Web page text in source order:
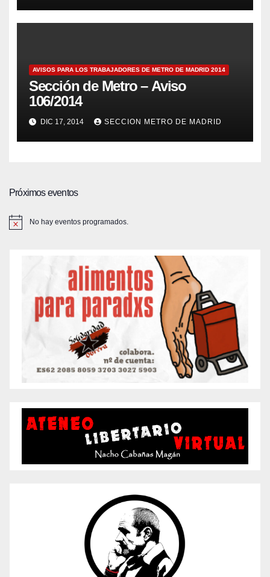
AVISOS PARA LOS TRABAJADORES DE METRO DE MADRID 2014
Sección de Metro – Aviso
106/2014
DIC 17, 2014 SECCION METRO DE MADRID
Próximos eventos
No hay eventos programados.